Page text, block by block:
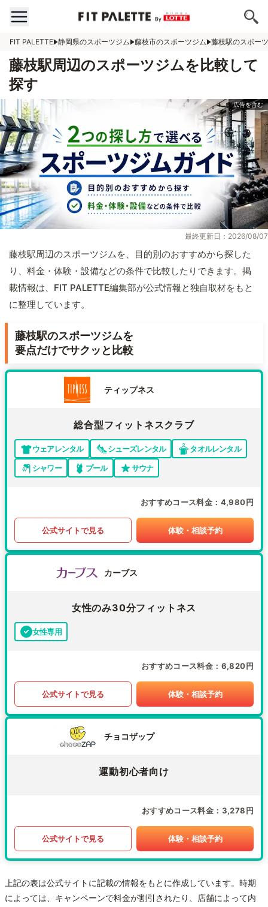
FIT PALETTE 静岡県のスポーツジム 藤枝市のスポーツジム 藤枝駅のスポー
藤枝駅周辺のスポーツジムを比較して
探す
最終更新日：2026/08/07
藤枝駅周辺のスポーツジムを、目的別のおすすめから探した
り、料金・体験・設備などの条件で比較したりできます。掲
載情報は、FIT PALETTE編集部が公式情報と独自取材をもと
に整理しています。
藤枝駅のスポーツジムを
要点だけでサクッと比較
ティップネス
総合型フィットネスクラブ
ウェアレンタル シューズレンタル
タオルレンタル
シャワー
プール サウナ
おすすめコース料金 4,980円
公式サイトで見る 体験・相談予約
カーブス
女性のみ30分フィットネス
女性専用
おすすめコース料金 6,820円
公式サイトで見る 体験・相談予約
チョコザップ
運動初心者向け
おすすめコース料金 3,278円
公式サイトで見る 体験・相談予約
上記の表は公式サイトに記載の情報をもとに作成しています。時期
によっては、キャンペーンで料金が割引されたり、店舗によって内